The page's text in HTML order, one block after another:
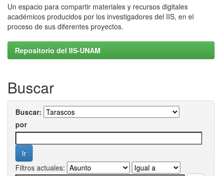
Un espacio para compartir materiales y recursos digitales
académicos producidos por los investigadores del IIS, en el
proceso de sus diferentes proyectos.
Repositorio del IIS-UNAM
Buscar
Buscar:
por
Filtros actuales: